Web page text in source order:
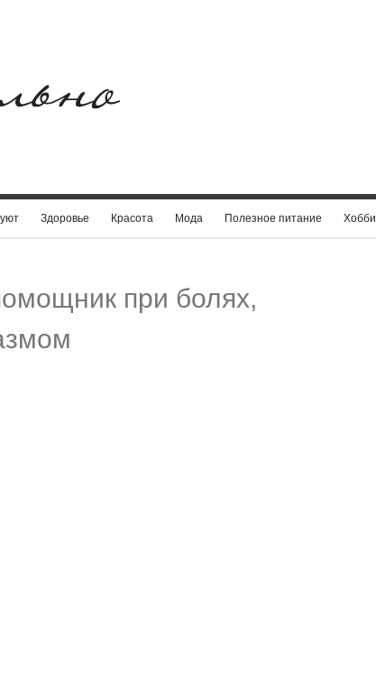
Здоровье Красота Мода Полезное питание Хобби
при болях,